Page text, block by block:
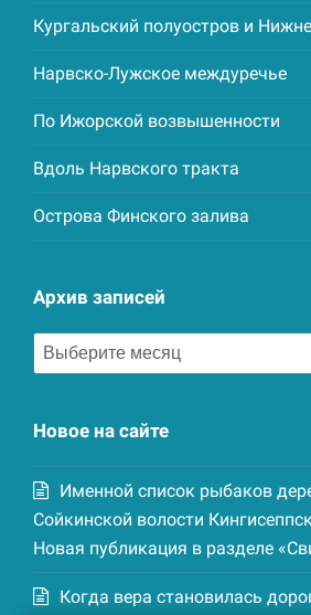
Кургальский полуостров и
Нарвско-Лужское междуречье
По Ижорской возвышенности
Вдоль Нарвского тракта
Острова Финского залива
Архив записей
Архив
записей
Новое на сайте
Именной список рыбаков
Сойкинской волости
Новая публикация в разделе
Когда вера становилась